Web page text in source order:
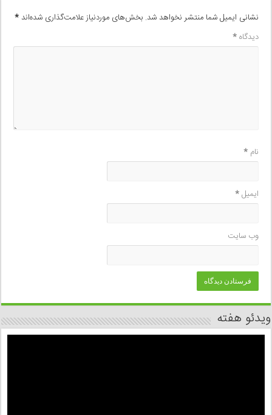
نشانی ایمیل شما منتشر نخواهد شد. بخش‌های موردنیاز علامت‌گذاری شده‌اند*
دیدگاه*
نام*
ایمیل*
وب‌ سایت
ویدئو هفته